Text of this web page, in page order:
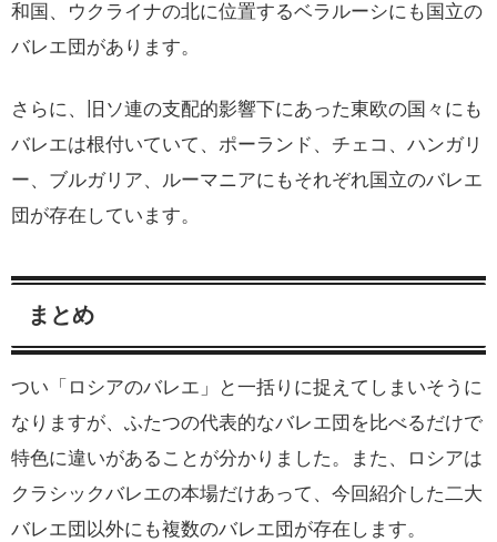
和国、ウクライナの北に位置するベラルーシにも国立の
バレエ団があります。
さらに、旧ソ連の支配的影響下にあった東欧の国々にも
バレエは根付いていて、ポーランド、チェコ、ハンガリ
ー、ブルガリア、ルーマニアにもそれぞれ国立のバレエ
団が存在しています。
まとめ
つい「ロシアのバレエ」と一括りに捉えてしまいそうに
なりますが、ふたつの代表的なバレエ団を比べるだけで
特色に違いがあることが分かりました。また、ロシアは
クラシックバレエの本場だけあって、今回紹介した二大
バレエ団以外にも複数のバレエ団が存在します。